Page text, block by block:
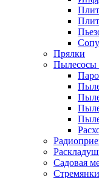
Прялки
Пылесосы
Садовая
Стремянки